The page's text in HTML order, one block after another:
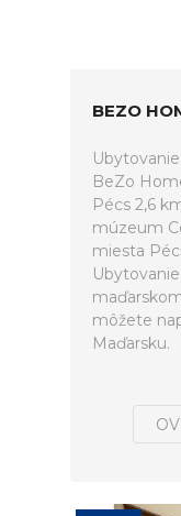
BEZO
BeZo
Pécs 2,6
múzeum
miesta
môžete
Maďarsku.